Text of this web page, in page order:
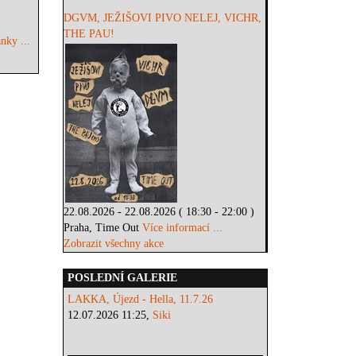
...
DGVM, JEŽIŠOVI PIVO NELEJ, VICHR,
THE PAU!
22.08.2026 - 22.08.2026 ( 18:30 - 22:00 )
Praha, Time OutVíce informací ...
Zobrazit všechny akce
POSLEDNÍ GALERIE
LAKKA, Újezd - Hella, 11.7.26
12.07.2026 11:25, Siki